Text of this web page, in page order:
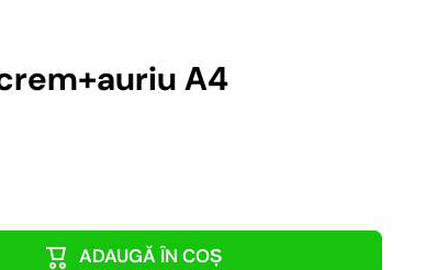
A4
ADAUGĂ ÎN COȘ